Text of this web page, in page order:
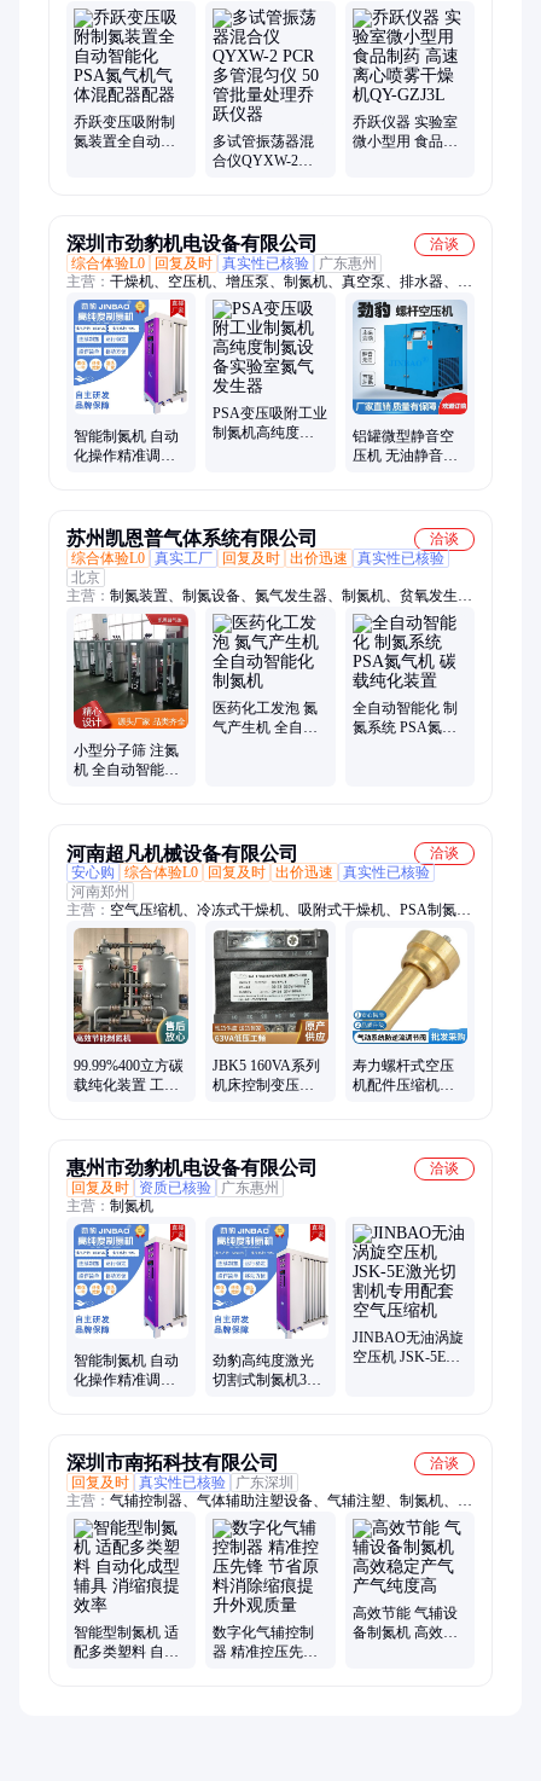
相萃取装置、液液萃取仪、光化学反应仪、COD/石墨/微波消解
仪、喷雾干燥机、细胞分类计数器
乔跃变压吸附制
氮装置全自动智
多试管振荡器混
合仪QYXW-2
乔跃仪器 实验室
微小型用 食品制
深圳市劲豹机电设备有限公司
洽谈
综合体验L0
回复及时 真实性已核验
广东惠州
主营： 干燥机、空压机、增压泵、制氮机、真空泵、排水器、空
气增压阀、静音无油空压机、无油涡旋空压机、冷冻式干燥机、
永磁变频螺杆空压机、自动点胶机、节能螺杆空压机、零气损自
动排水器
智能制氮机 自动
化操作精准调控
PSA变压吸附工业
制氮机高纯度制
铝罐微型静音空
压机 无油静音空
苏州凯恩普气体系统有限公司
洽谈
综合体验L0 真实工厂 回复及时 出价迅速
真实性已核验
北京
主营： 制氮装置、制氮设备、氮气发生器、制氮机、贫氧发生
器、工业制氧机、氨气分解制氢炉、氨分解炉、氨裂解制氢炉、
无损耗氢气纯化、氢气除氧提纯、氢氮配比、氢氮混合柜、氮气
纯化、氢气纯化
小型分子筛 注氮
机 全自动智能化
医药化工发泡 氮
气产生机 全自动
全自动智能化 制
氮系统 PSA氮气
河南超凡机械设备有限公司
洽谈
安心购
综合体验L0 回复及时 出价迅速
真实性已核验
河南郑州
主营： 空气压缩机、冷冻式干燥机、吸附式干燥机、PSA制氮
机、精密过滤器、分子筛
99.99%400立方碳
载纯化装置 工业
JBK5 160VA系列
机床控制变压器
寿力螺杆式空压
机配件压缩机油
惠州市劲豹机电设备有限公司
洽谈
回复及时
资质已核验
广东惠州
主营： 制氮机
智能制氮机 自动
化操作精准调控
劲豹高纯度激光
切割式制氮机32
JINBAO无油涡旋
空压机 JSK-5E激
深圳市南拓科技有限公司
洽谈
回复及时 真实性已核验
广东深圳
主营： 气辅控制器、气体辅助注塑设备、气辅注塑、制氮机、气
辅设备、深圳气辅设备、气辅工艺、气辅成型设备、注塑气辅成
型设备
智能型制氮机 适
配多类塑料 自动
数字化气辅控制
器 精准控压先锋
高效节能 气辅设
备制氮机 高效稳